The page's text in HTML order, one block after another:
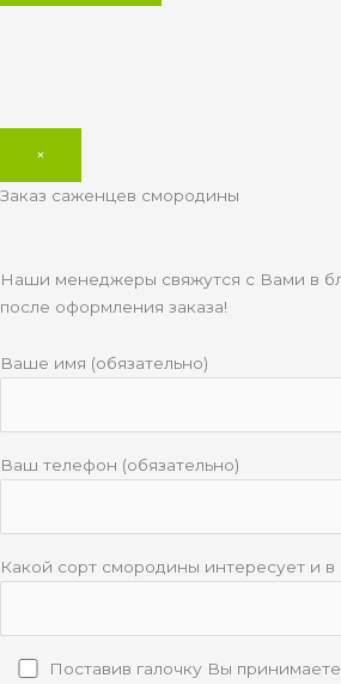
×
Заказ саженцев смородины
Наши менеджеры свяжутся с Вами в
после оформления заказа!
Ваше имя (обязательно)
Ваш телефон (обязательно)
Какой сорт смородины интересует и в
Поставив галочку Вы